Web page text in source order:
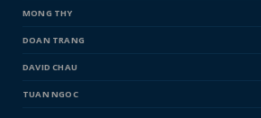
MONG THY
DOAN TRANG
DAVID CHAU
TUAN NGOC